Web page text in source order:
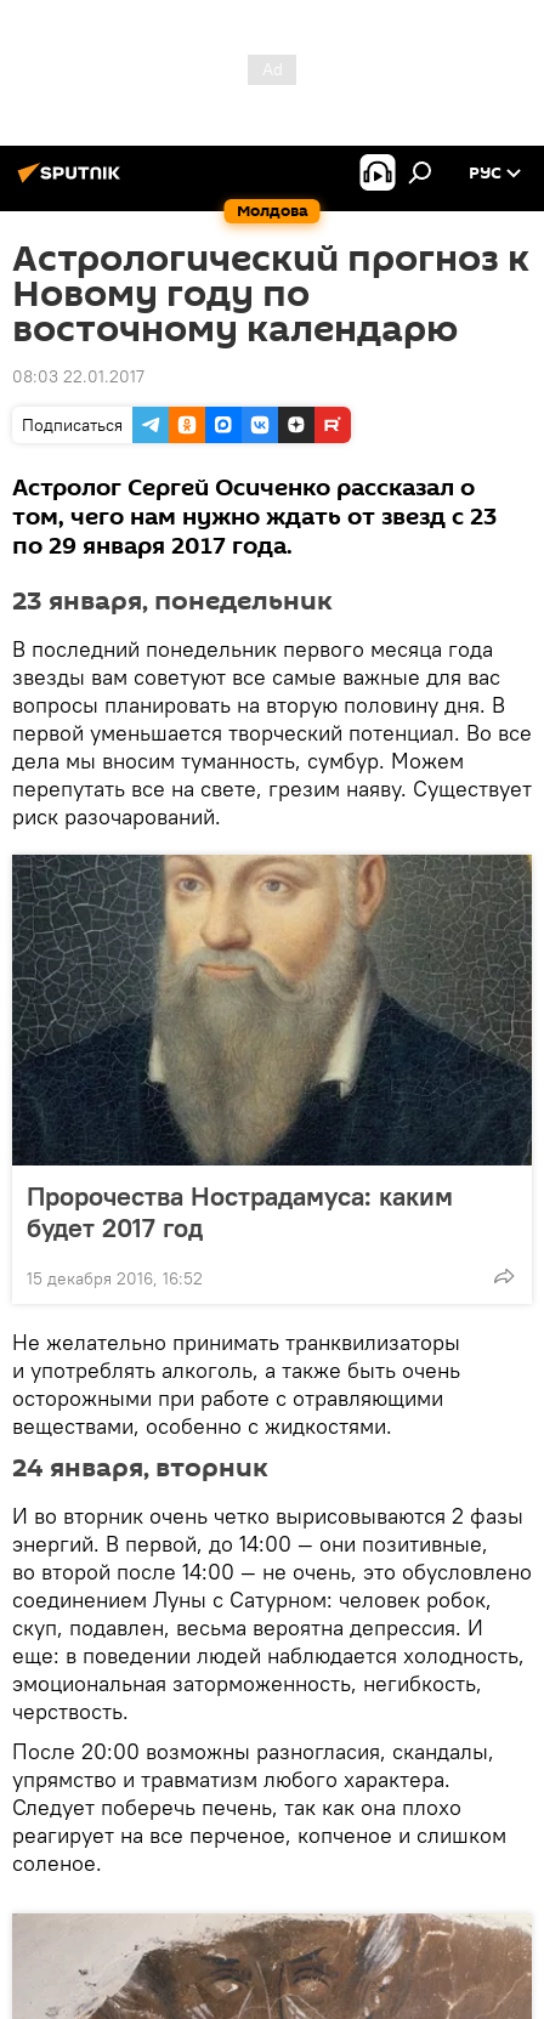
Молдова
РУС
Астрологический прогноз к
Новому году по
восточному календарю
08:03 22.01.2017
Подписаться
Астролог Сергей Осиченко рассказал о
том, чего нам нужно ждать от звезд с 23
по 29 января 2017 года.
23 января, понедельник
В последний понедельник первого месяца года
звезды вам советуют все самые важные для вас
вопросы планировать на вторую половину дня. В
первой уменьшается творческий потенциал. Во все
дела мы вносим туманность, сумбур. Можем
перепутать все на свете, грезим наяву. Существует
риск разочарований.
Пророчества Нострадамуса: каким
будет 2017 год
15 декабря 2016, 16:52
Не желательно принимать транквилизаторы
и употреблять алкоголь, а также быть очень
осторожными при работе с отравляющими
веществами, особенно с жидкостями.
24 января, вторник
И во вторник очень четко вырисовываются 2 фазы
энергий. В первой, до 14:00 — они позитивные,
во второй после 14:00 — не очень, это обусловлено
соединением Луны с Сатурном: человек робок,
скуп, подавлен, весьма вероятна депрессия. И
еще: в поведении людей наблюдается холодность,
эмоциональная заторможенность, негибкость,
черствость.
После 20:00 возможны разногласия, скандалы,
упрямство и травматизм любого характера.
Следует поберечь печень, так как она плохо
реагирует на все перченое, копченое и слишком
соленое.